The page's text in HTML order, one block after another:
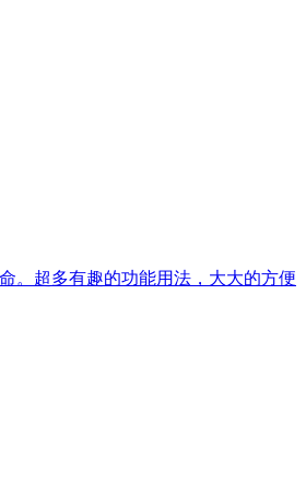
。超多有趣的功能用法，大大的方便